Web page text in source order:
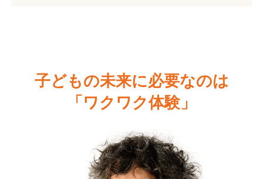
子どもの未来に必要なのは
「ワクワク体験」